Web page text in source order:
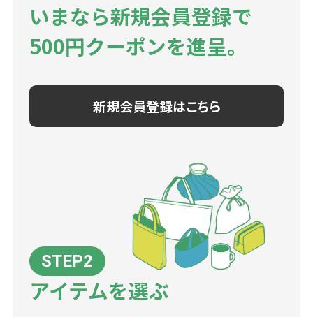
いまなら新規会員登録で
500円クーポンを進呈。
新規会員登録はこちら
アイテムを選ぶ